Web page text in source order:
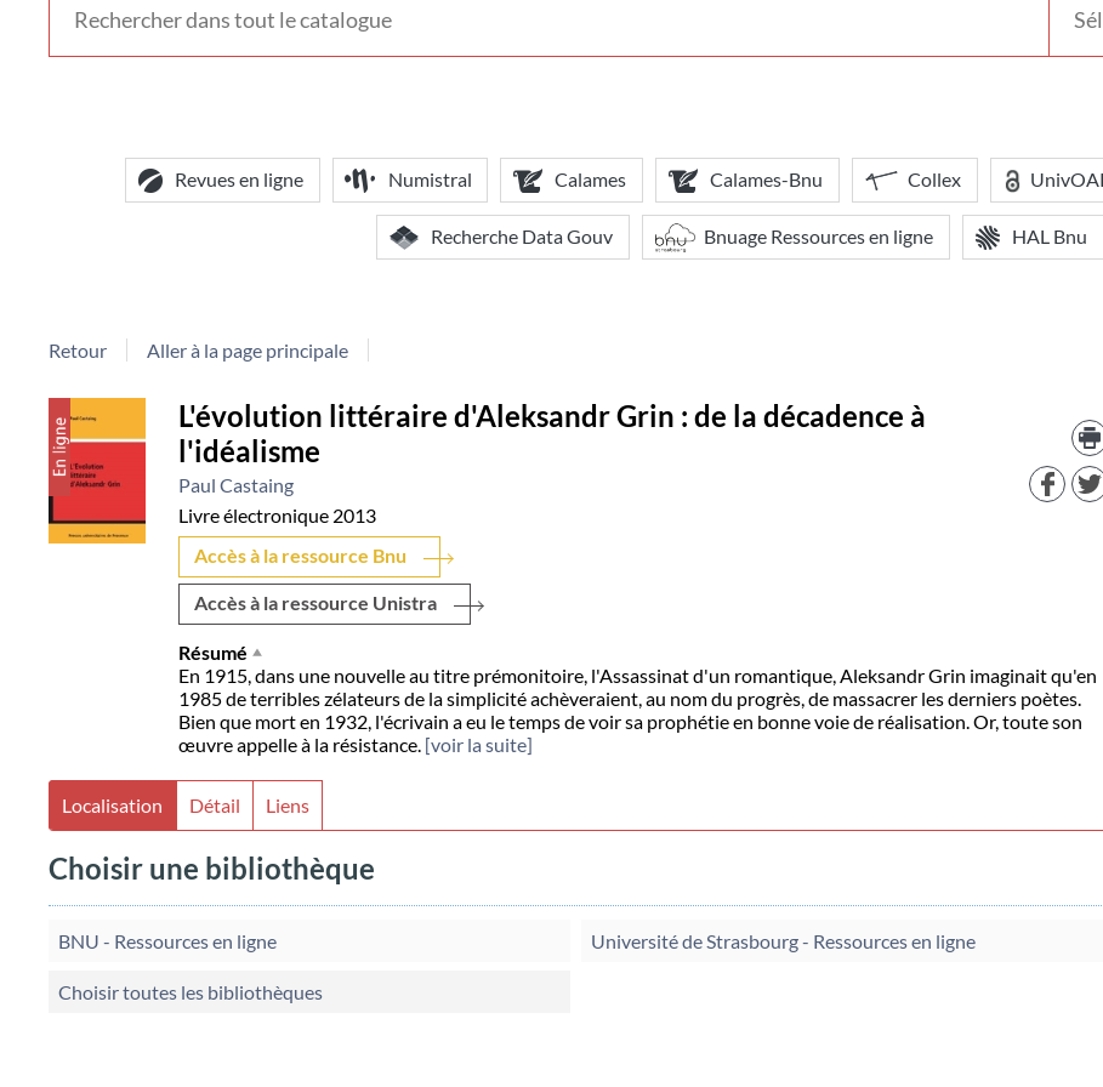
voir
votre
Revues en ligne Numistral Calames Calames-Bnu Collex
Recherche Data Gouv Bnuage Ressources en ligne HAL Bnu
Retour Aller à la page principale
Détail
document
L'évolution littéraire d'Aleksandr Grin : de la décadence à
l'idéalisme
Paul Castaing
Livre électronique 2013
Accès à la ressource Bnu
Accès à la ressource Unistra
Résumé
En 1915, dans une nouvelle au titre prémonitoire, l'Assassinat d'un romantique, Aleksandr Grin imaginait qu'en
1985 de terribles zélateurs de la simplicité achèveraient, au nom du progrès, de massacrer les derniers poètes.
Bien que mort en 1932, l'écrivain a eu le temps de voir sa prophétie en bonne voie de réalisation. Or, toute son
œuvre appelle à la résistance. [voir la suite]
Localisation Détail Liens
Choisir une bibliothèque
BNU - Ressources en ligne Université de Strasbourg - Ressources en ligne
Choisir toutes les bibliothèques